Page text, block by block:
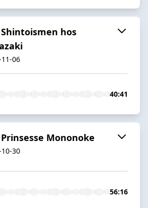
Shintoismen hos
06
40:41
Prinsesse Mononoke
30
56:16